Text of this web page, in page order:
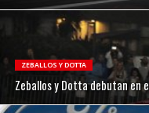
ZEBALLOS Y DOTTA
Zeballos y Dotta debutan en